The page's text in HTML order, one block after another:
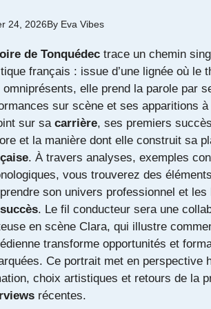
24, 2026By Eva Vibes
de Tonquédectrace un chemin
français : issue d’une lignée où le
omniprésents, elle prend la parole par
sur scène et ses apparitions
sur sa carrière, ses premiers
et la manière dont elle construit sa
. À travers analyses, exemples
vous trouverez des
son univers professionnel et
succès. Le fil conducteur sera une
en scène Clara, qui illustre
transforme opportunités et
Ce portrait met en perspective
choix artistiques et retours de la
récentes.